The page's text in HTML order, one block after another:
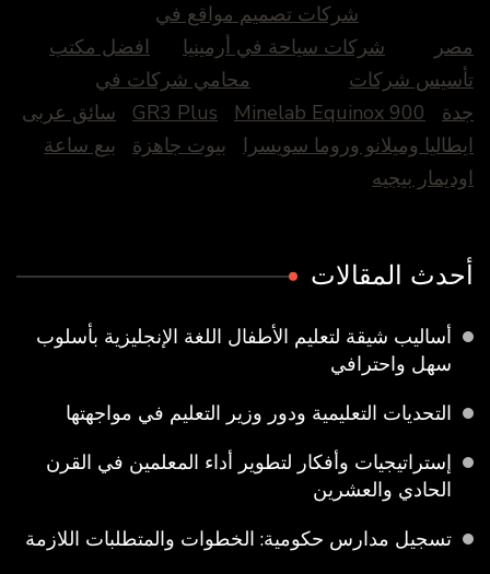
شركات تصميم مواقع في
مصر
شركات سياحة في أرمينيا
افضل مكتب
تأسيس شركات
محامي شركات في
جدة
GR3 Plus Minelab Equinox 900
سائق عربى
ايطاليا وميلانو وروما سويسرا
بيوت جاهزة
بيع ساعة
اوديمار بيجيه
أحدث المقالات
أساليب شيقة لتعليم الأطفال اللغة الإنجليزية بأسلوب
سهل واحترافي
التحديات التعليمية ودور وزير التعليم في مواجهتها
إستراتيجيات وأفكار لتطوير أداء المعلمين في القرن
الحادي والعشرين
تسجيل مدارس حكومية: الخطوات والمتطلبات اللازمة